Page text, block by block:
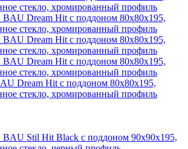
Dream Hit с поддоном 80x80х195,
стекло, хромированный профиль